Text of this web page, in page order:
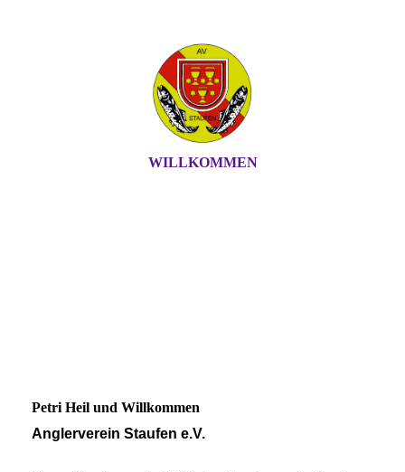
WILLKOMMEN
Petri Heil und Willkommen
Anglerverein Staufen e.V.